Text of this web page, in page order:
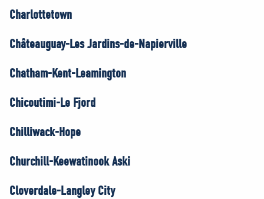
Charlottetown
Châteauguay-Les Jardins-de-Napierville
Chatham-Kent-Leamington
Chicoutimi-Le Fjord
Chilliwack-Hope
Churchill-Keewatinook Aski
Cloverdale-Langley City